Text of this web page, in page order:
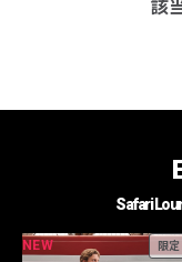
該
Safari
NEW 限定